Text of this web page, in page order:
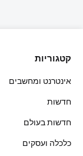
קטגוריות
אינטרנט ומחשבים
חדשות
חדשות בעולם
כלכלה ועסקים